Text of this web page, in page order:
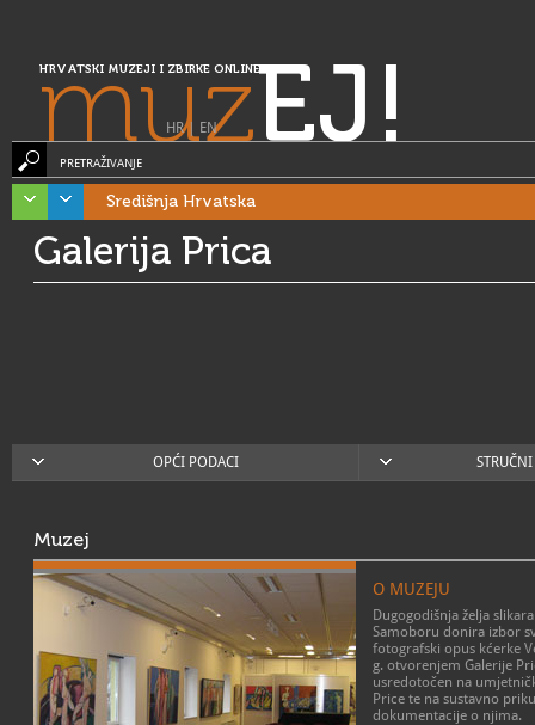
HRVATSKI MUZEJI I ZBIRKE ONLINE
muzEJ!
HR| EN
PRETRAŽIVANJE
Središnja Hrvatska
Galerija Prica
OPĆI PODACI
Muzej
O MUZEJU
Dugogodišnja želja
Samoboru donira izbor
fotografski opus kćerke
g. otvorenjem Galerije
usredotočen na
Price te na sustavno
dokumentacije o njima.